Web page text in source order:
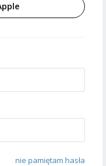
nie pamiętam hasła